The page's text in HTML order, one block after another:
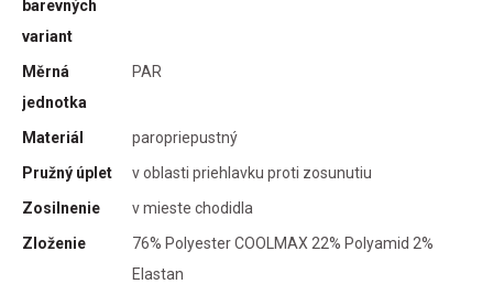
barevných
variant
Měrná
jednotka
PAR
Materiál
paropriepustný
Pružný úplet
v oblasti priehlavku proti zosunutiu
Zosilnenie
v mieste chodidla
Zloženie
76% Polyester COOLMAX 22% Polyamid 2%
Elastan